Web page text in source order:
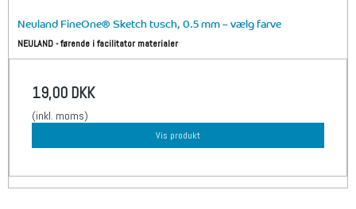
Neuland FineOne® Sketch tusch, 0.5 mm – vælg farve
NEULAND - førende i facilitator materialer
19,00 DKK
(inkl. moms)
Vis produkt